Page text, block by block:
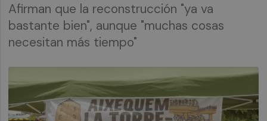
Afirman que la reconstrucción "ya va
bastante bien", aunque "muchas cosas
necesitan más tiempo"